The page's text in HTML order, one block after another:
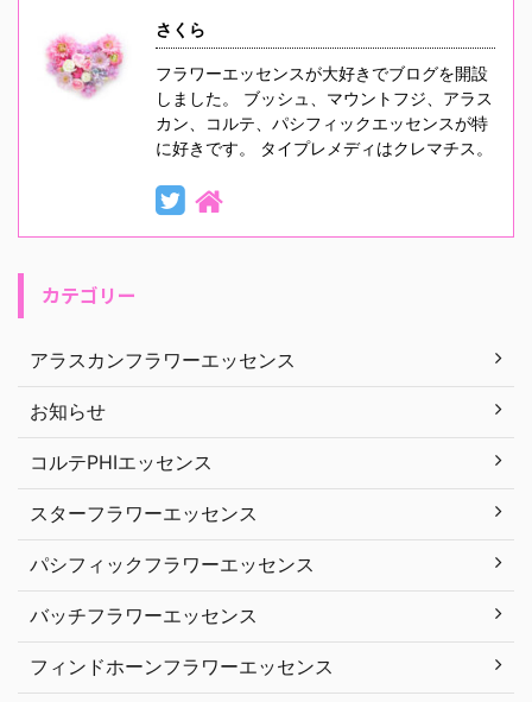
さくら
フラワーエッセンスが大好きでブログを開設
しました。 ブッシュ、マウントフジ、アラス
カン、コルテ、パシフィックエッセンスが特
に好きです。 タイプレメディはクレマチス。
カテゴリー
アラスカンフラワーエッセンス
お知らせ
コルテPHIエッセンス
スターフラワーエッセンス
パシフィックフラワーエッセンス
バッチフラワーエッセンス
フィンドホーンフラワーエッセンス